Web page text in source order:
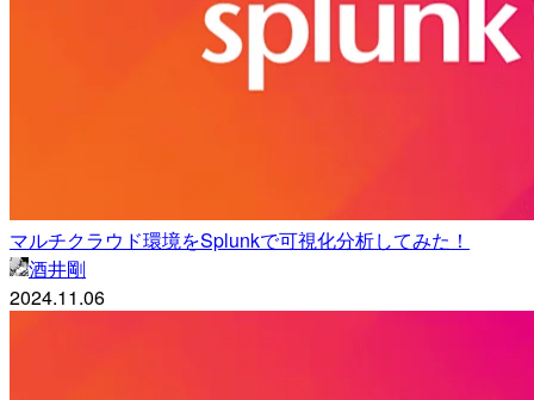
マルチクラウド環境をSplunkで可視化分析してみた！
酒井剛
2024.11.06